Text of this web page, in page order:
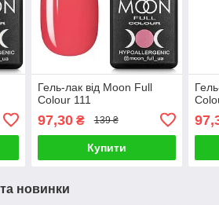
Гель-лак від Moon Full
Colour 111
97,30₴ 139 ₴
Купити
та новинки